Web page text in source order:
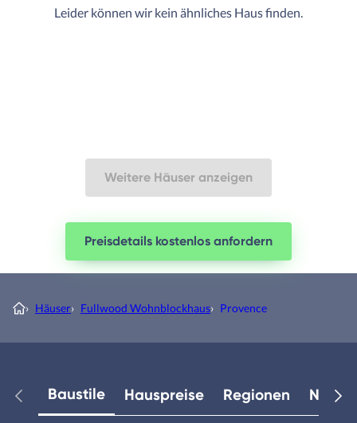
Leider können wir kein ähnliches Haus finden.
Weitere Häuser anzeigen
Preisdetails kostenlos anfordern
› Häuser› Fullwood Wohnblockhaus› Provence
Baustile Hauspreise Regionen